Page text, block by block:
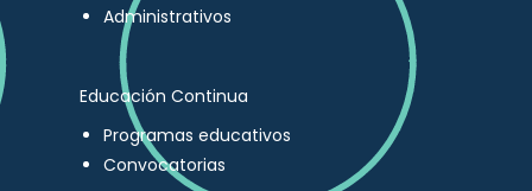
Administrativos
Educación Continua
Programas educativos
Convocatorias